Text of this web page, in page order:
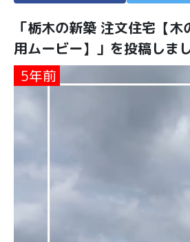
「栃木の新築 注文住宅【
用ムービー】」を投稿しま
5年前